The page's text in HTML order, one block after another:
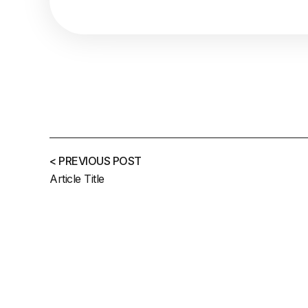
< PREVIOUS POST
Article Title